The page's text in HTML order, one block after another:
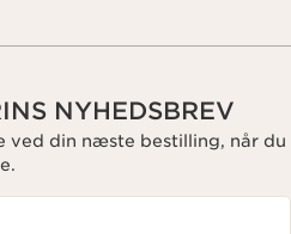
NYHEDSBREV
din næste bestilling, når du